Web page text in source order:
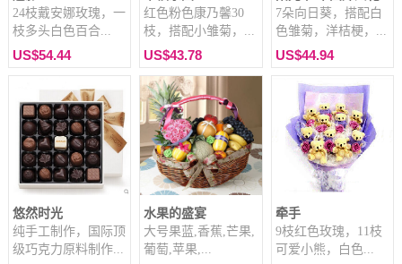
24枝戴安娜玫瑰，一
枝多头白色百合...
US$54.44
红色粉色康乃馨30
枝，搭配小雏菊，...
US$43.78
7朵向日葵，搭配白
色雏菊，洋桔梗，...
US$44.94
悠然时光
纯手工制作，国际顶
级巧克力原料制作...
水果的盛宴
大号果蓝,香蕉,芒果,
葡萄,苹果,...
牵手
9枝红色玫瑰，11枝
可爱小熊，白色...